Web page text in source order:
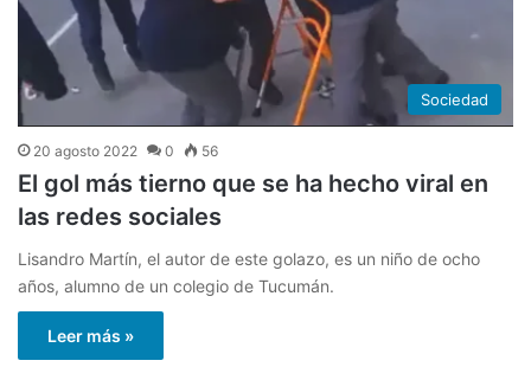
Sociedad
20 agosto 2022 0 56
El gol más tierno que se ha hecho viral en
las redes sociales
Lisandro Martín, el autor de este golazo, es un niño de ocho
años, alumno de un colegio de Tucumán.
Leer más »